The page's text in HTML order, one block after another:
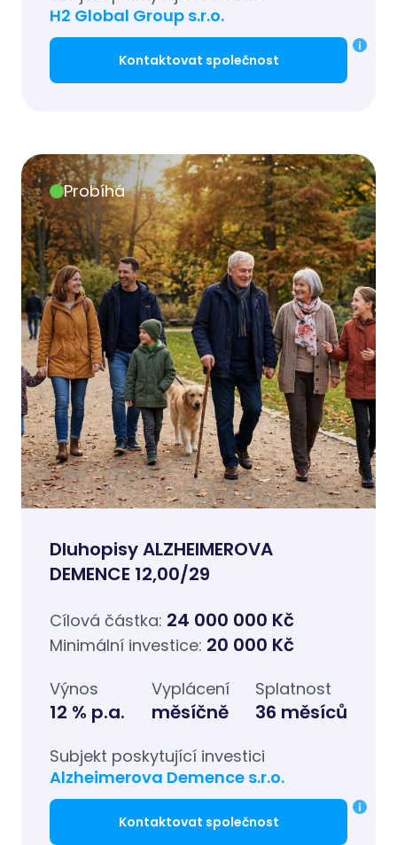
H2 Global Group s.r.o.
Kontaktovat společnost
Probíhá
Dluhopisy ALZHEIMEROVA
DEMENCE 12,00/29
Cílová částka: 24 000 000 Kč
Minimální investice: 20 000 Kč
Výnos
12 % p.a.
Vyplácení
měsíčně
Splatnost
36 měsíců
Subjekt poskytující investici
Alzheimerova Demence s.r.o.
Kontaktovat společnost